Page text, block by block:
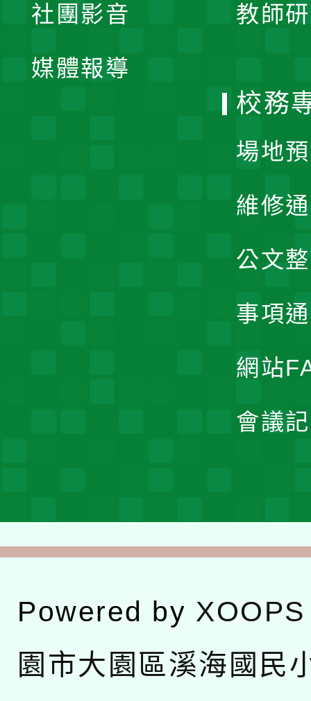
教師
社團影音
媒體報導
校務
場地
維修
公文
事項
網站
會議
Powered by XOOPS
園市大園區溪海國民